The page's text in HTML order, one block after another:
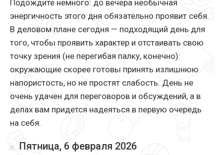
Подождите немного: до вечера необычная
энергичность этого дня обязательно проявит себя.
В деловом плане сегодня — подходящий день для
того, чтобы проявить характер и отстаивать свою
точку зрения (не перегибая палку, конечно):
окружающие скорее готовы принять излишнюю
напористость, но не простят слабость. День не
очень удачен для переговоров и обсуждений, а в
делах вам придется надеяться в первую очередь
на себя.
Пятница, 6 февраля 2026